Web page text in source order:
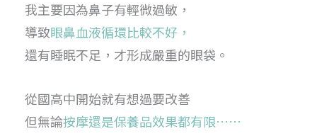
我主要因為鼻子有輕微過敏，
導致眼鼻血液循環比較不好，
還有睡眠不足，才形成嚴重的眼袋。
從國高中開始就有想過要改善
但無論按摩還是保養品效果都有限……